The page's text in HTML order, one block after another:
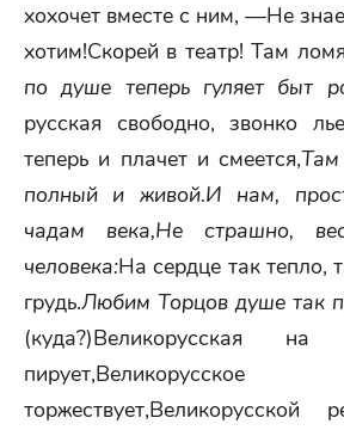
хохочет вместе с ним, —Не
хотим!Скорей в театр! Там
по душе теперь гуляет быт
русская свободно, звонко
теперь и плачет и смеется,
полный и живой.И нам,
чадам века,Не страшно,
человека:На сердце так тепло,
грудь.Любим Торцов душе так
(куда?)Великорусская